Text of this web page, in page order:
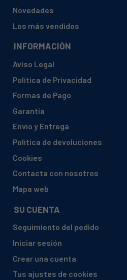
Novedades
Los más vendidos
INFORMACIÓN
Aviso Legal
Política de Privacidad
Formas de Pago
Garantía
Envío y Entrega
Política de devoluciones
Cookies
Contacta con nosotros
Mapa web
SU CUENTA
Seguimiento del pedido
Iniciar sesión
Crear una cuenta
Tus ajustes de cookies